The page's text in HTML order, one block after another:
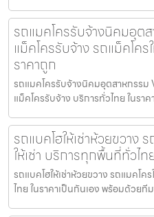
รถแมคโครรับจ้างนิคมอุต
แม็คโครรับจ้าง รถแม็คโค
ราคาถูก
รถแมคโครรับจ้างนิคมอุตสาหกรรม
แม็คโครรับจ้าง บริการทั่วไทย ในร
รถแบคโฮให้เช่าห้วยขวาง
ให้เช่า บริการทุกพื้นที่ทั่วไท
รถแบคโฮให้เช่าห้วยขวาง รถแมคโค
ไทย ในราคาเป็นกันเอง พร้อมด้วย